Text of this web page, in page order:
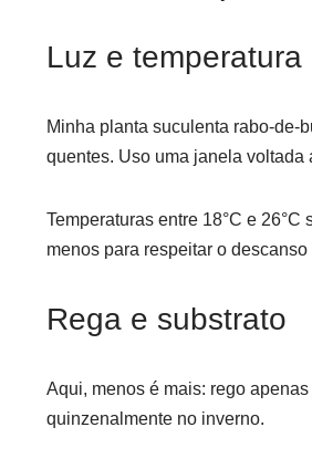
Luz e temperatura
Minha planta suculenta rabo-de-
quentes. Uso uma janela voltada
Temperaturas entre 18°C e
menos para respeitar o
Rega e substrato
Aqui, menos é mais: rego
quinzenalmente no inverno.